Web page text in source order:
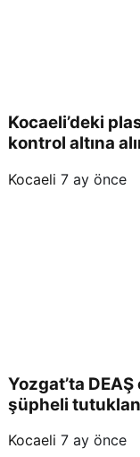
Kocaeli’deki
kontrol altına
Kocaeli 7 ay önce
Yozgat’ta
şüpheli
Kocaeli 7 ay önce